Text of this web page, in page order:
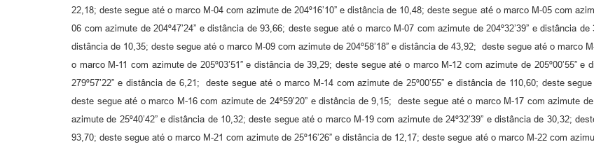
22,18; deste segue até o marco M-04 com azimute de 204º16’10” e distância de 10,48; deste segue até o marco M-05 com
06 com azimute de 204º47’24” e distância de 93,66; deste segue até o marco M-07 com azimute de 204º32’39” e distância
distância de 10,35; deste segue até o marco M-09 com azimute de 204º58’18” e distância de 43,92; deste segue até o marco
o marco M-11 com azimute de 205º03’51” e distância de 39,29; deste segue até o marco M-12 com azimute de 205º00’55”
279º57’22” e distância de 6,21; deste segue até o marco M-14 com azimute de 25º00’55” e distância de 110,60; deste
deste segue até o marco M-16 com azimute de 24º59’20” e distância de 9,15; deste segue até o marco M-17 com azimute
azimute de 25º40’42” e distância de 10,32; deste segue até o marco M-19 com azimute de 24º32’39” e distância de 30,32;
93,70; deste segue até o marco M-21 com azimute de 25º16’26” e distância de 12,17; deste segue até o marco M-22 com